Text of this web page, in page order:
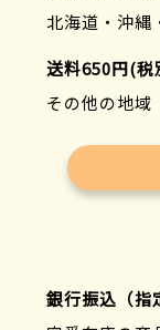
北海道・沖縄
送料650円(税
その他の地域
銀行振込（指